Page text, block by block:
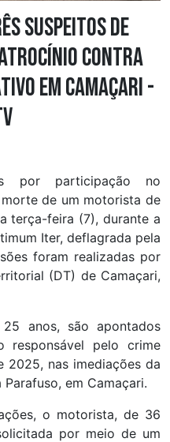
suspeitos de
contra
em Camaçari -
por participação no
de um motorista de
terça-feira (7), durante a
Iter, deflagrada pela
foram realizadas por
(DT) de Camaçari,
anos, são apontados
responsável pelo crime
nas imediações da
em Camaçari.
o motorista, de 36
por meio de um